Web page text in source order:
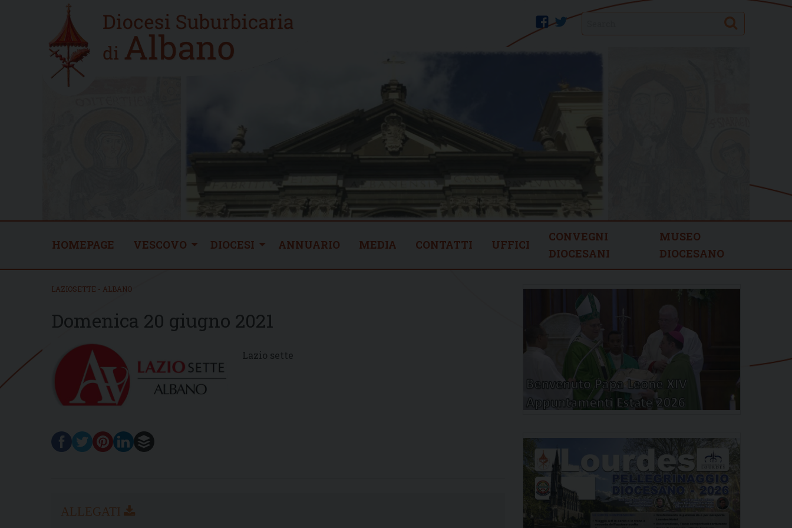
Home
new
twitter
facebook Search
HOMEPAGE VESCOVO DIOCESI ANNUARIO MEDIA CONTATTI UFFICI
CONVEGNI
DIOCESANI
MUSEO
DIOCESANO
LAZIOSETTE - ALBANO
Domenica 20 giugno 2021
Lazio sette